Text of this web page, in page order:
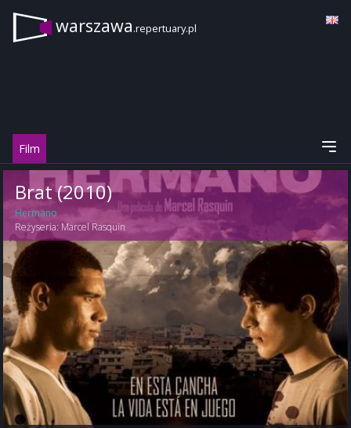
warszawa.repertuary.pl
Film
Brat (2010)
Hermano
Reżyseria: Marcel Rasquin